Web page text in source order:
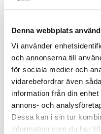
Denna webbplats
Vi använder
och annonserna till
för sociala medier och
vidarebefordrar även
information från din
annons- och
Dessa kan i sin tur
information som du har
i Finland
TEXT:ANDERS
PUBLICERAD 2018-06-
Flickor